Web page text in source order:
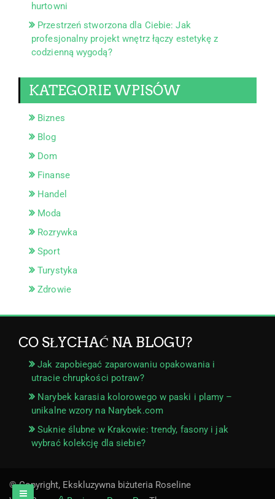
hurtowni
Przestrzeń stworzona dla Ciebie: Jak
profesjonalny projekt wnętrz łączy estetykę z
codzienną wygodą?
KATEGORIE WPISÓW
Biznes
Blog
Dom
Finanse
Handel
Moda
Rozrywka
Sport
Turystyka
Zdrowie
CO SŁYCHAĆ NA BLOGU?
Jak zapobiegać zaparowaniu opakowania i
utracie chrupkości potraw?
Narybek karasia kolorowego w paski i plamy –
unikalne wzory na Narybek.com
Suknie ślubne w Krakowie: trendy, fasony i jak
wybrać kolekcję dla siebie?
© Copyright, Ekskluzywna biżuteria Roseline